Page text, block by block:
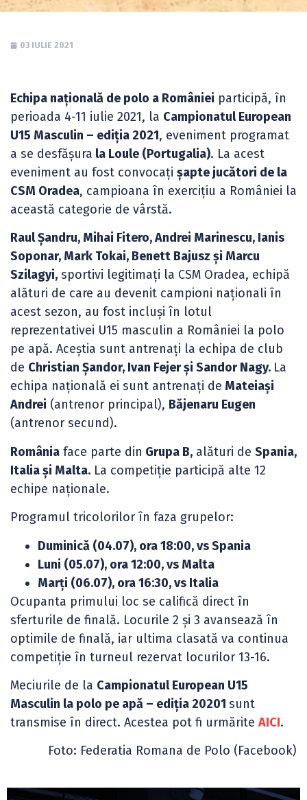
03 IULIE 2021
Echipa națională de polo a României participă, în
perioada 4-11 iulie 2021, la Campionatul European
U15 Masculin – ediția 2021, eveniment programat
a se desfășura la Loule (Portugalia). La acest
eveniment au fost convocați șapte jucători de la
CSM Oradea, campioana în exercițiu a României la
această categorie de vârstă.
Raul Șandru, Mihai Fitero, Andrei Marinescu, Ianis
Soponar, Mark Tokai, Benett Bajusz și Marcu
Szilagyi, sportivi legitimați la CSM Oradea, echipă
alături de care au devenit campioni naționali în
acest sezon, au fost incluși în lotul
reprezentativei U15 masculin a României la polo
pe apă. Aceștia sunt antrenați la echipa de club
de Christian Șandor, Ivan Fejer și Sandor Nagy. La
echipa națională ei sunt antrenați de Mateiași
Andrei (antrenor principal), Băjenaru Eugen
(antrenor secund).
România face parte din Grupa B, alături de Spania,
Italia și Malta. La competiție participă alte 12
echipe naționale.
Programul tricolorilor în faza grupelor:
Duminică (04.07), ora 18:00, vs Spania
Luni (05.07), ora 12:00, vs Malta
Marți (06.07), ora 16:30, vs Italia
Ocupanta primului loc se califică direct în
sferturile de finală. Locurile 2 și 3 avansează în
optimile de finală, iar ultima clasată va continua
competiție în turneul rezervat locurilor 13-16.
Meciurile de la Campionatul European U15
Masculin la polo pe apă – ediția 20201 sunt
transmise în direct. Acestea pot fi urmărite AICI.
Foto: Federatia Romana de Polo (Facebook)